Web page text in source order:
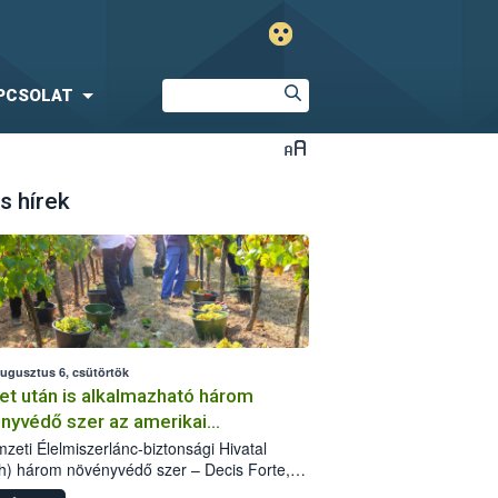
hírek
6, csütörtök
után is alkalmazható három
szer az amerikai
ellen
Élelmiszerlánc-biztonsági Hivatal
három növényvédő szer – Decis Forte,
24 EW, Oroganic – engedélyokiratát